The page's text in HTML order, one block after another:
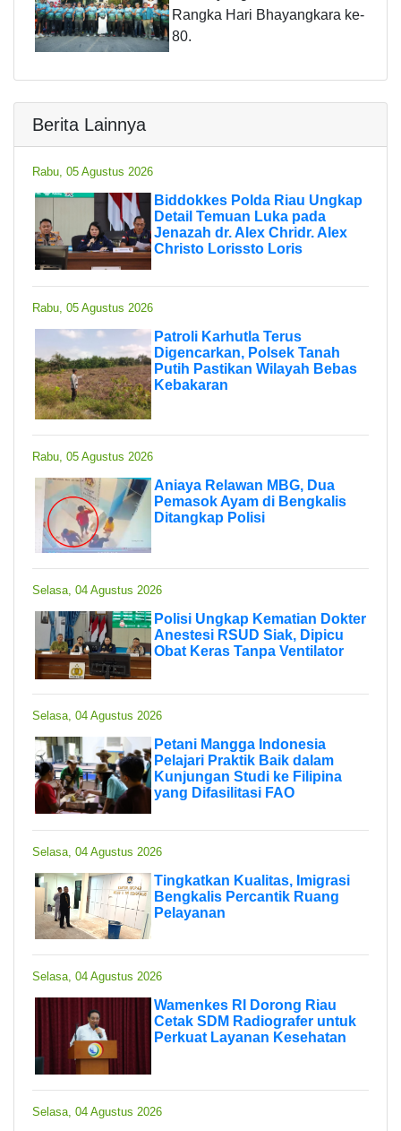
Rangka Hari Bhayangkara ke-
80.
Berita Lainnya
Rabu, 05 Agustus 2026
Biddokkes Polda Riau Ungkap
Detail Temuan Luka pada
Jenazah dr. Alex Chridr. Alex
Christo Lorissto Loris
Rabu, 05 Agustus 2026
Patroli Karhutla Terus
Digencarkan, Polsek Tanah
Putih Pastikan Wilayah Bebas
Kebakaran
Rabu, 05 Agustus 2026
Aniaya Relawan MBG, Dua
Pemasok Ayam di Bengkalis
Ditangkap Polisi
Selasa, 04 Agustus 2026
Polisi Ungkap Kematian Dokter
Anestesi RSUD Siak, Dipicu
Obat Keras Tanpa Ventilator
Selasa, 04 Agustus 2026
Petani Mangga Indonesia
Pelajari Praktik Baik dalam
Kunjungan Studi ke Filipina
yang Difasilitasi FAO
Selasa, 04 Agustus 2026
Tingkatkan Kualitas, Imigrasi
Bengkalis Percantik Ruang
Pelayanan
Selasa, 04 Agustus 2026
Wamenkes RI Dorong Riau
Cetak SDM Radiografer untuk
Perkuat Layanan Kesehatan
Selasa, 04 Agustus 2026